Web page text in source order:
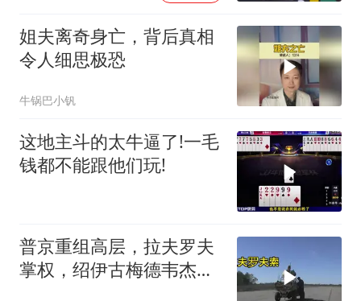
姐夫离奇身亡，背后真相
令人细思极恐
牛锅巴小钒
这地主斗的太牛逼了!一毛
钱都不能跟他们玩!
普京重组高层，拉夫罗夫
掌权，绍伊古梅德韦杰夫